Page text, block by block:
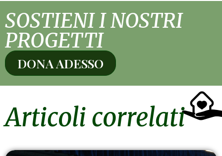
SOSTIENI I NOSTRI
PROGETTI
DONA ADESSO
Articoli correlati